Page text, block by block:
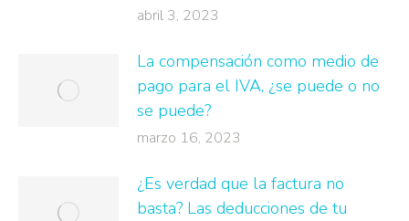
abril 3, 2023
La compensación como medio de
pago para el IVA, ¿se puede o no
se puede?
marzo 16, 2023
¿Es verdad que la factura no
basta? Las deducciones de tu